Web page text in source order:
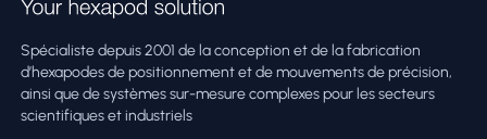
Spécialiste depuis 2001 de la conception et de la fabrication
d’hexapodes de positionnement et de mouvements de précision,
ainsi que de systèmes sur-mesure complexes pour les secteurs
scientifiques et industriels